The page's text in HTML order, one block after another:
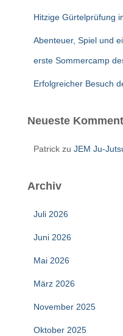
Hitzige Gürtelprüfung
Abenteuer, Spiel und
erste Sommercamp
Erfolgreicher Besuch
Neueste
Patrick zu JEM Ju-
Archiv
Juli 2026
Juni 2026
Mai 2026
März 2026
November 2025
Oktober 2025